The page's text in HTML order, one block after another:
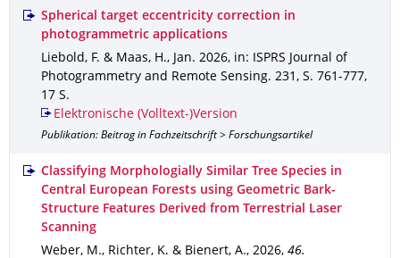
Spherical target eccentricity correction in
photogrammetric applications
Liebold, F. & Maas, H., Jan. 2026, in: ISPRS Journal of
Photogrammetry and Remote Sensing. 231 , S. 761-777,
17 S.
Elektronische (Volltext-)Version
Publikation: Beitrag in Fachzeitschrift > Forschungsartikel
Classifying Morphologially Similar Tree Species in
Central European Forests using Geometric Bark-
Structure Features Derived from Terrestrial Laser
Scanning
Weber, M., Richter, K. & Bienert, A., 2026, 46.